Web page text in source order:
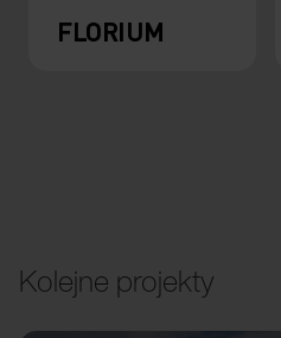
FLORIUM
Kolejne projekty